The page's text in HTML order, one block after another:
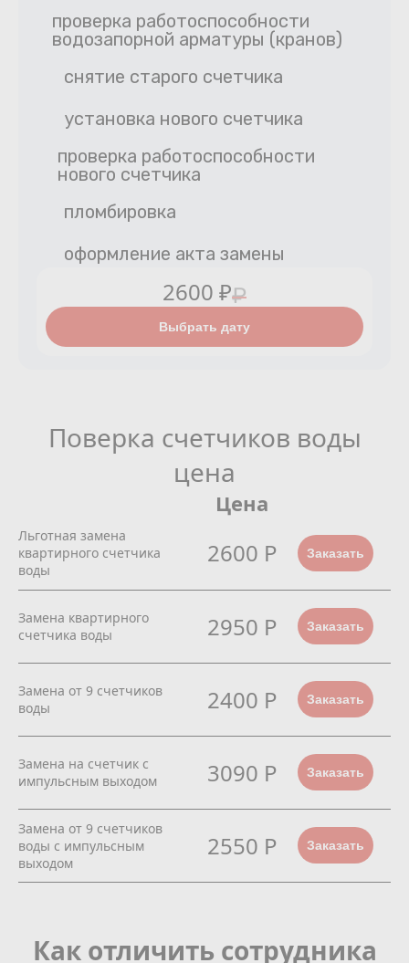
проверка работоспособности
водозапорной арматуры (кранов)
снятие старого счетчика
установка нового счетчика
проверка работоспособности
нового счетчика
пломбировка
оформление акта замены
2600 ₽₽
Выбрать дату
Поверка счетчиков воды
цена
Цена
Льготная замена
квартирного счетчика
воды
2600 Р Заказать
Замена квартирного
счетчика воды
2950 Р Заказать
Замена от 9 счетчиков
воды
2400 Р Заказать
Замена на счетчик с
импульсным выходом
3090 Р Заказать
Замена от 9 счетчиков
воды с импульсным
выходом
2550 Р Заказать
Как отличить сотрудника